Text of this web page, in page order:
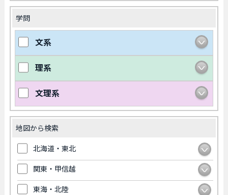
学問
文系
理系
文理系
地図から検索
北海道・東北
関東・甲信越
東海・北陸